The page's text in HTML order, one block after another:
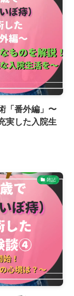
「番外編」〜
実した入院生
雑記